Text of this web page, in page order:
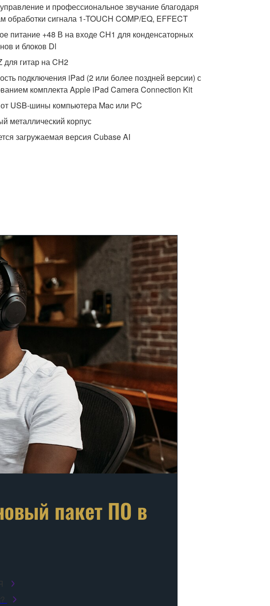
и профессиональное звучание благодаря
обработки сигнала 1-TOUCH COMP/EQ, EFFECT
питание +48 В на входе CH1 для конденсаторных
и блоков Dl
для гитар на CH2
подключения iPad (2 или более поздней версии) с
комплекта Apple iPad Camera Connection Kit
USB-шины компьютера Mac или PC
металлический корпус
загружаемая версия Cubase AI
пакет ПО в